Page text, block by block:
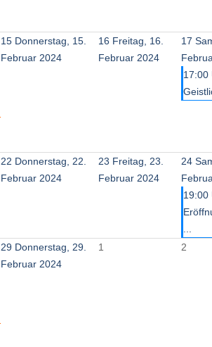
15 Donnerstag, 15.
Februar 2024
16 Freitag, 16.
Februar 2024
17
17:00
22 Donnerstag, 22.
Februar 2024
23 Freitag, 23.
Februar 2024
24
19:00
...
29 Donnerstag, 29.
Februar 2024
1 2